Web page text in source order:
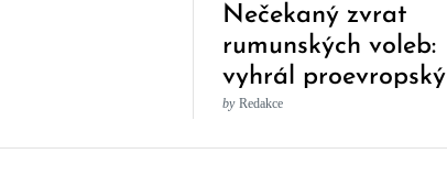
Nečekaný zvrat
rumunských voleb:
vyhrál proevropský
kandidát
by Redakce